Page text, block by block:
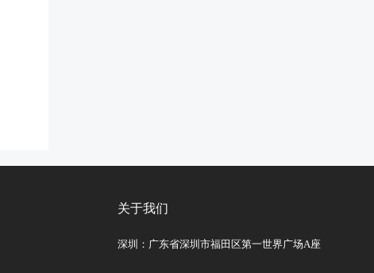
关于我们
深圳：广东省深圳市福田区第一世界广场A座